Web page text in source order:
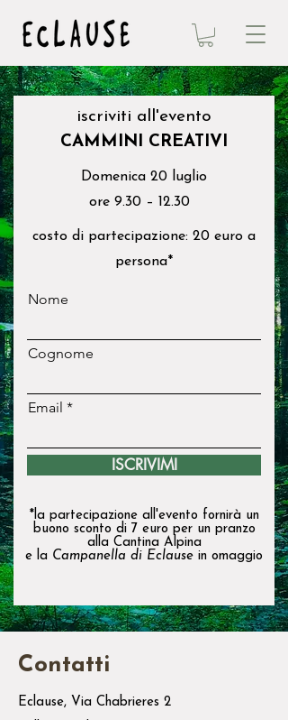
iscriviti all'evento
CAMMINI CREATIVI
Domenica 20 luglio
ore 9.30 – 12.30
costo di partecipazione: 20 euro a
persona*
Nome
Cognome
Email
ISCRIVIMI
*la partecipazione all'evento fornirà un
buono sconto di 7 euro per un pranzo
alla Cantina Alpina
e la Campanella di Eclause in omaggio
Contatti
Eclause, Via Chabrieres 2